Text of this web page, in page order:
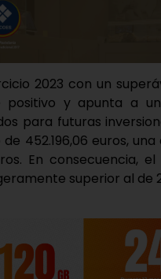
2023 con un
positivo y apunta a
para futuras
452.196,06 euros,
En consecuencia,
superior al de